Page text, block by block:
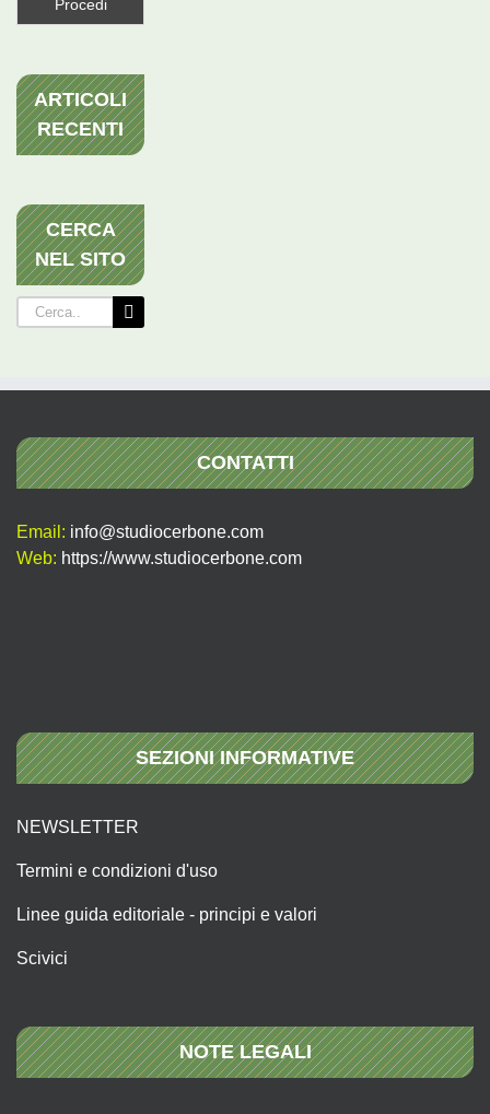
ARTICOLI
RECENTI
CERCA
NEL SITO
Cerca
per:
CONTATTI
Email: info@studiocerbone.com
Web: https://www.studiocerbone.com
SEZIONI INFORMATIVE
NEWSLETTER
Termini e condizioni d'uso
Linee guida editoriale - principi e valori
Scivici
NOTE LEGALI